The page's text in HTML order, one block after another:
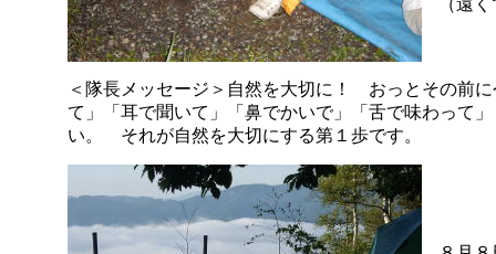
（遠
＜隊長メッセージ＞自然を大切に！ おっとその前
て」「耳で聞いて」「鼻でかいで」「舌で味わって
い。 それが自然を大切にする第１歩です。